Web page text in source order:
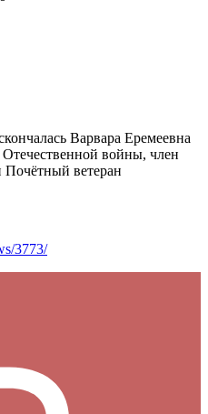
Варвара Еремеевна
войны, член
ветеран
3773/